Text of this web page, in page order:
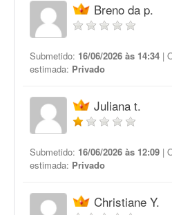
Breno da p.
Submetido: 16/06/2026 às 14:34 |
estimada: Privado
Juliana t.
Submetido: 16/06/2026 às 12:09 |
estimada: Privado
Christiane Y.